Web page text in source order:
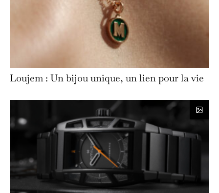
Loujem : Un bijou unique, un lien pour la vie